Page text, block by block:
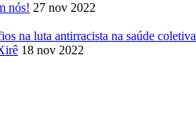
nós! 27 nov 2022
na luta antirracista na saúde coletiva
18 nov 2022